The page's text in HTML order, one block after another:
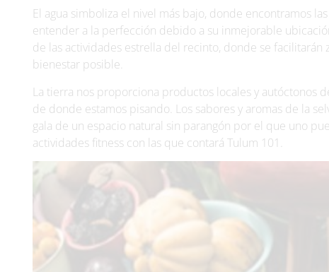
El agua simboliza el nivel más bajo, donde encontramos
entender a la perfección debido a su inmejorable
de las actividades estrella del recinto, donde se facilitarán
bienestar posible.
La tierra nos proporciona productos locales y autóctonos
de donde estamos pisando. Los sabores y aromas de la
gala de un espacio natural sin parangón por el que uno
actividades fitness con las que contará Tulum 101.